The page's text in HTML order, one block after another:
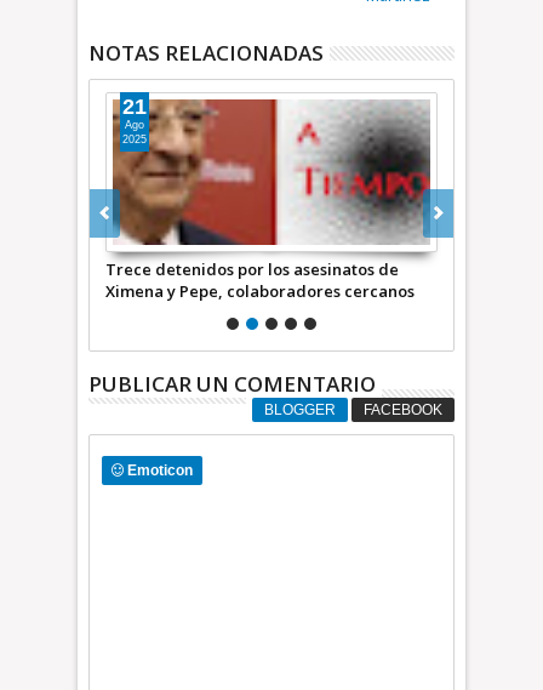
NOTAS RELACIONADAS
Trece detenidos por los asesinatos de
Ximena y Pepe, colaboradores cercanos
de la Jefa de Gobierno de la Ciudad de
México * COMENTARIO A TIEMPO
21
Ago
2025
PUBLICAR UN COMENTARIO
BLOGGER FACEBOOK
Emoticon